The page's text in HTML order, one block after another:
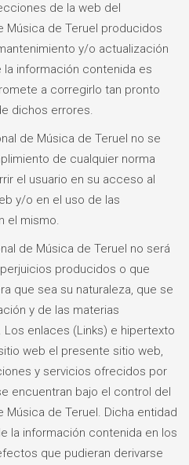
de la web del
Música de Teruel producidos
y/o actualización
información contenida es
a corregirlo tan pronto
dichos errores.
de Música de Teruel no se
de cualquier norma
el usuario en su acceso al
y/o en el uso de las
el mismo.
de Música de Teruel no será
producidos o que
que sea su naturaleza, que se
y de las materias
enlaces (Links) e hipertexto
web el presente sitio web,
y servicios ofrecidos por
encuentran bajo el control del
Música de Teruel. Dicha entidad
la información contenida en los
que pudieran derivarse